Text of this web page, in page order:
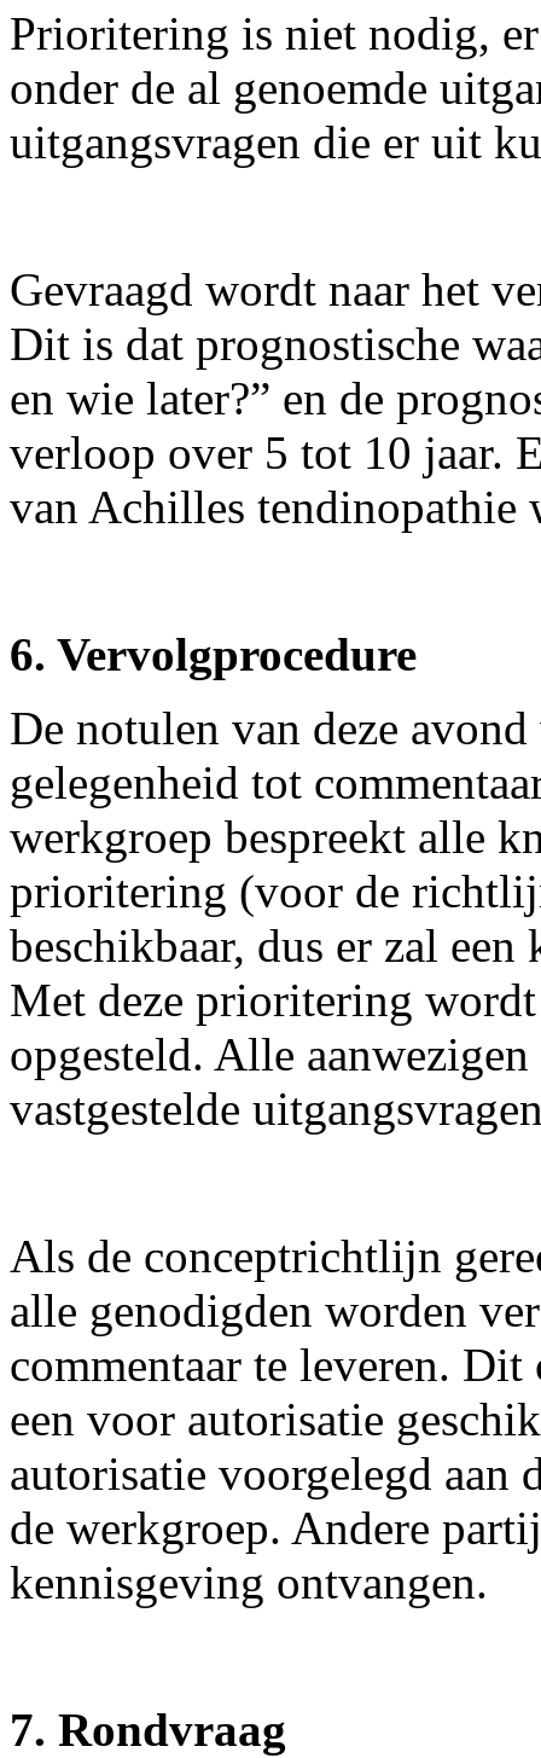
Prioritering is niet nodig, er
onder de al genoemde
uitgangsvragen die er uit
Gevraagd wordt naar het
Dit is dat prognostische
en wie later?” en de
verloop over 5 tot 10 jaar.
van Achilles
6. Vervolgprocedure
De notulen van deze
gelegenheid tot
werkgroep bespreekt alle
prioritering (voor de
beschikbaar, dus er zal
Met deze prioritering
opgesteld. Alle
vastgestelde
Als de conceptrichtlijn
alle genodigden worden
commentaar te leveren.
een voor autorisatie
autorisatie voorgelegd aan
de werkgroep. Andere
kennisgeving ontvangen.
7. Rondvraag